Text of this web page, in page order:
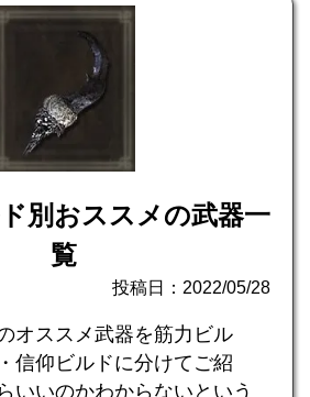
別おススメの武器一
覧
投稿日：2022/05/28
オススメ武器を筋力ビル
信仰ビルドに分けてご紹
いいのかわからないという